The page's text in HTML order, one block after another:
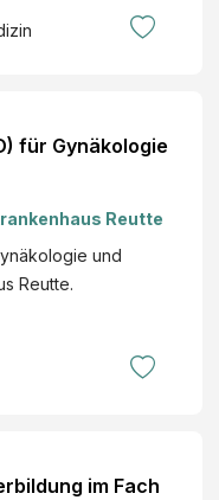
für Gynäkologie
Reutte
und
Reutte.
im Fach